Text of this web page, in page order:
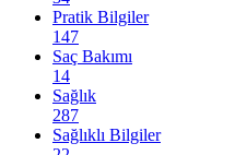
Pratik Bilgiler
147
Saç Bakımı
14
Sağlık
287
Sağlıklı Bilgiler